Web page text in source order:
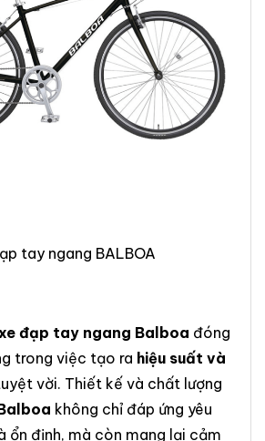
tay ngang BALBOA
đạp tay ngang Balboa đóng
trong việc tạo ra hiệu suất và
vời. Thiết kế và chất lượng
không chỉ đáp ứng yêu
ổn định, mà còn mang lại cảm